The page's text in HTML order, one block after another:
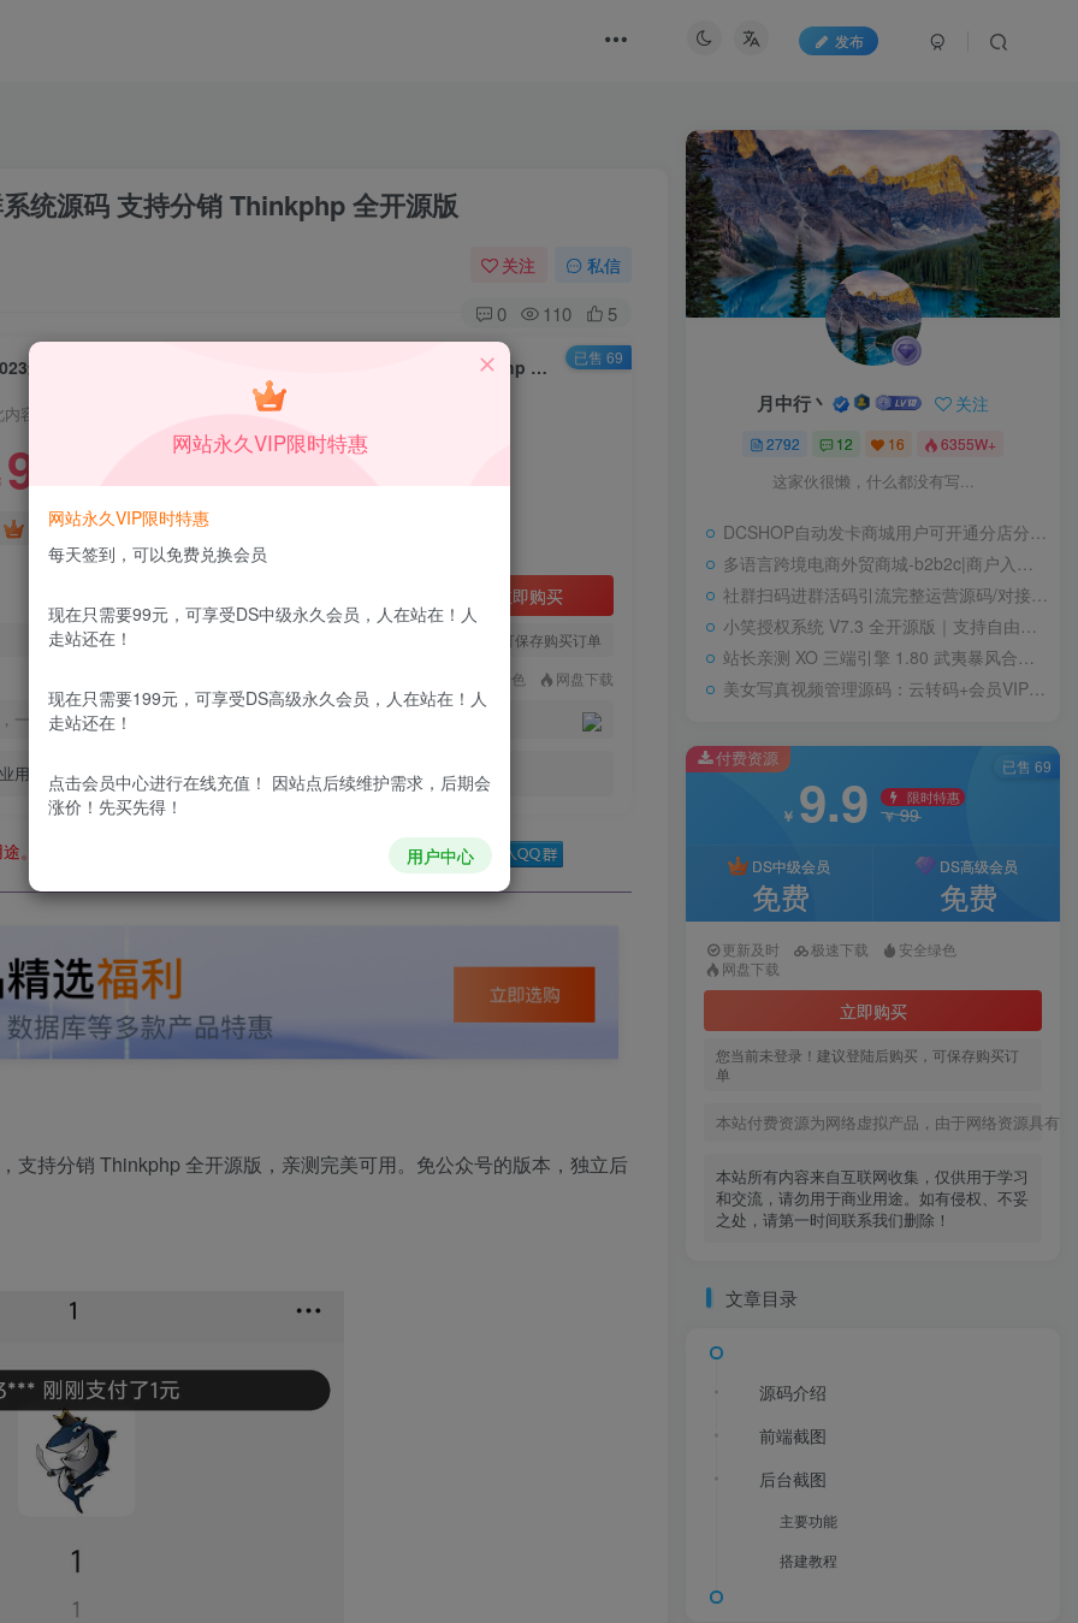
发布
统源码 支持分销 Thinkphp 全开源版
关注 私信
0 110 5
2023最新版九块九进群源码 全新付费进群系统源码 支持分销 Thinkphp 全开源版
内容为付费资源，请付费后查看
9.9 ￥99
DS中级会员免费 DS高级会员
立即购买
您当前未登录！建议登陆后购买，可保存购买订单
安全绿色 网盘下载
经出售不予退款，购买如有疑问请及时联系站长QQ：
用途。如有侵权、不妥之处，请第一时间联系我们删除！
已售 69
。如有侵权、不妥之处，请第一时间联系我们删除！ Q群：
支持分销 Thinkphp 全开源版，亲测完美可用。免公众号的版本，独立后
月中行丶 关注
2792 12 16 6355W+
这家伙很懒，什么都没有写...
DCSHOP自动发卡商城用户可开通分店分销，支持实物发货，自带博客功能
多语言跨境电商外贸商城-b2b2c|商户入驻|随机物流|信用分|平台代发
社群扫码进群活码引流完整运营源码/对接免签约支付接口/推广正常绑定下级
小笑授权系统 V7.3 全开源版｜支持自由二次开发
站长亲测 XO 三端引擎 1.80 武夷暴风合击复古传奇手游服务端 魔神领域盘古圣地降魔天堂
美女写真视频管理源码：云转码+会员VIP系统，一键采集+代理系统全支持
付费资源
￥ 9.9 限时特惠
￥99
DS中级会员
免费
DS高级会员
免费
更新及时 极速下载
安全绿色
网盘下载
立即购买
您当前未登录！建议登陆后购买，可保存购买订
单
本站付费资源为网络虚拟产品，由于网络资源具有
本站所有内容来自互联网收集，仅供用于学习
和交流，请勿用于商业用途。如有侵权、不妥
之处，请第一时间联系我们删除！
已售 69
文章目录
源码介绍
前端截图
后台截图
主要功能
搭建教程
网站永久VIP限时特惠
网站永久VIP限时特惠
每天签到，可以免费兑换会员
现在只需要99元，可享受DS中级永久会员，人在站在！人
走站还在！
现在只需要199元，可享受DS高级永久会员，人在站在！人
走站还在！
点击会员中心进行在线充值！ 因站点后续维护需求，后期会
涨价！先买先得！
用户中心